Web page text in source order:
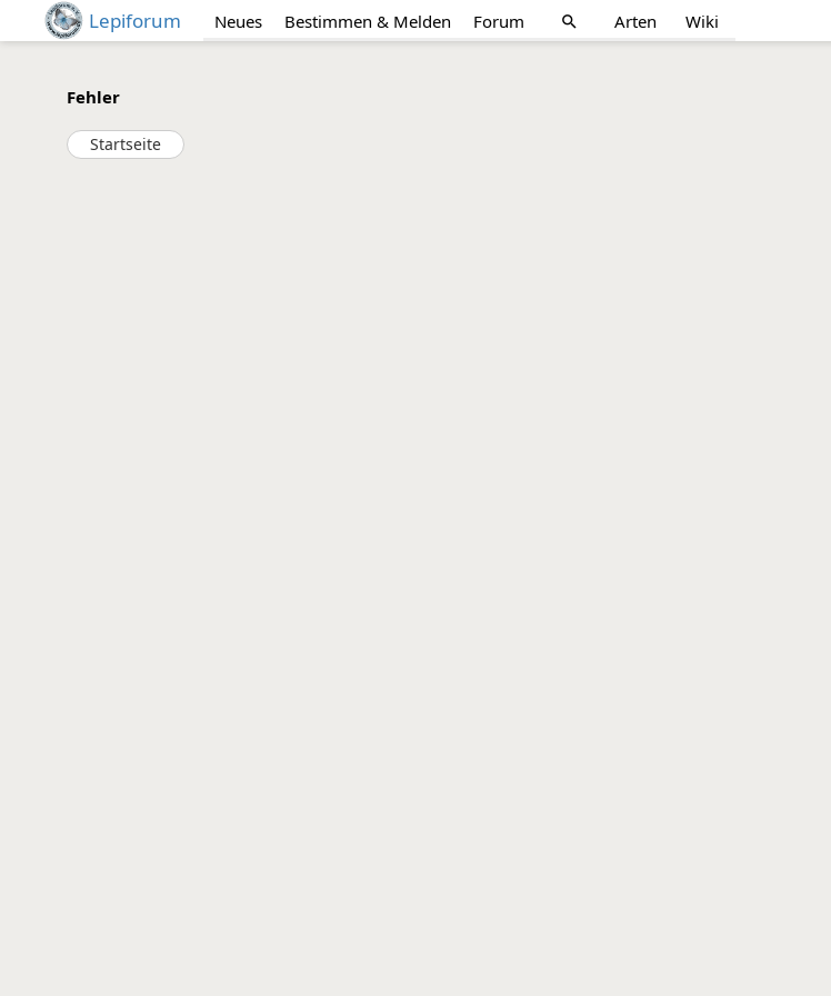
Lepiforum Neues Bestimmen & Melden Forum search Arten Wiki
Fehler
Startseite